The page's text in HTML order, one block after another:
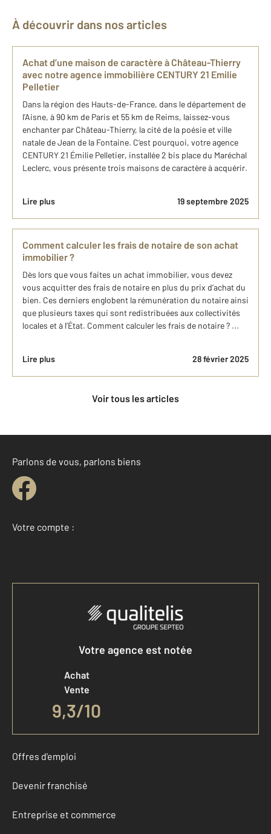
À découvrir dans nos articles
Achat d’une maison de caractère à Château-Thierry
avec notre agence immobilière CENTURY 21 Emilie
Pelletier
Dans la région des Hauts-de-France, dans le département de
l’Aisne, à 90 km de Paris et 55 km de Reims, laissez-vous
enchanter par Château-Thierry, la cité de la poésie et ville
natale de Jean de la Fontaine. C’est pourquoi, votre agence
CENTURY 21 Émilie Pelletier, installée 2 bis place du Maréchal
Leclerc, vous présente trois maisons de caractère à acquérir.
Lire plus 19 septembre 2025
Comment calculer les frais de notaire de son achat
immobilier ?
Dès lors que vous faites un achat immobilier, vous devez
vous acquitter des frais de notaire en plus du prix d’achat du
bien. Ces derniers englobent la rémunération du notaire ainsi
que plusieurs taxes qui sont redistribuées aux collectivités
locales et à l’État. Comment calculer les frais de notaire ? ...
Lire plus 28 février 2025
Voir tous les articles
Parlons de vous, parlons biens
Votre compte :
Accéder à mon compte
Votre agence est notée
Achat
Vente
9,3/10
Offres d'emploi
Devenir franchisé
Entreprise et commerce